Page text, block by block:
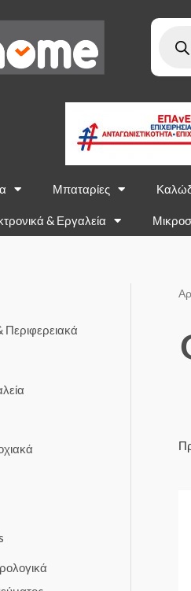
Μπαταρίες
& Εργαλεία
Περιφερειακά